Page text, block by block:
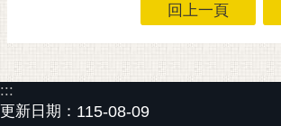
回上一頁
:::
更新日期： 115-08-09